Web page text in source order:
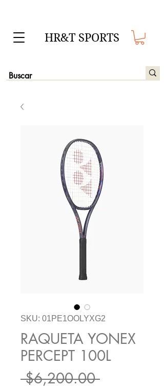
HR&T SPORTS
SKU: 01PE1OOLYXG2
RAQUETA YONEX
PERCEPT 100L
$6,200.00 Precio